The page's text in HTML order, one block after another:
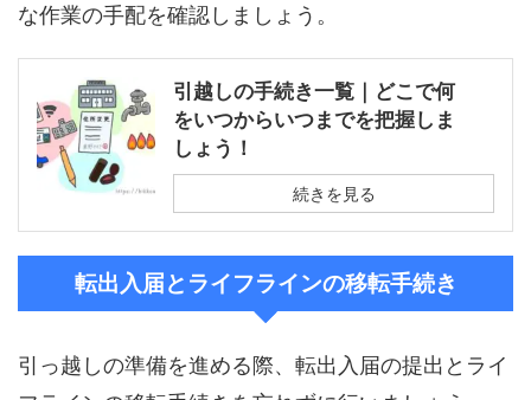
な作業の手配を確認しましょう。
引越しの手続き一覧｜どこで何
をいつからいつまでを把握しま
しょう！
続きを見る
転出入届とライフラインの移転手続き
引っ越しの準備を進める際、転出入届の提出とライ